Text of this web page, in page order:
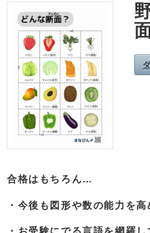
合格はもちろん…
・今後も図形や数の能力を